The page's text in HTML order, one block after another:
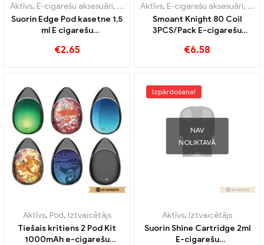
Aktīvs, E-cigarešu aksesuāri, Iztvaicētājs
Suorin Edge Pod kasetne 1,5
ml E cigarešu
Pielāgots
€2.65
Aktīvs, E-cigarešu aksesuāri,
Smoant Knight 80 Coil
3PCS/Pack E-cigarešu
Pielāgots
€6.58
Aktīvs, Pod, Iztvaicētājs
Tiešais kritiens 2 Pod Kit
1000mAh e-cigarešu
Izpārdošana!
NAV
NOLIKTAVĀ
Aktīvs, Iztvaicētājs
Suorin Shine Cartridge 2ml
E-cigarešu